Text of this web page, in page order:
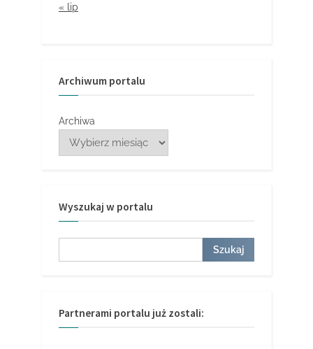
« lip
Archiwum portalu
Archiwa
Wyszukaj w portalu
Szukaj
Partnerami portalu już zostali: